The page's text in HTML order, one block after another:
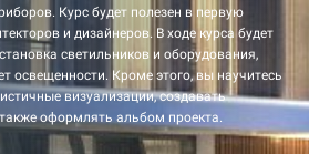
Курс будет полезен в первую
и дизайнеров. В ходе курса будет
светильников и оборудования,
освещенности. Кроме этого, вы научитесь
визуализации, создавать
оформлять альбом проекта.